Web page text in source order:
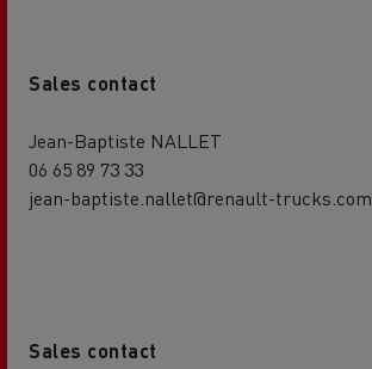
Sales contact
Jean-Baptiste NALLET
06 65 89 73 33
jean-baptiste.nallet@renault-trucks.com
Sales contact